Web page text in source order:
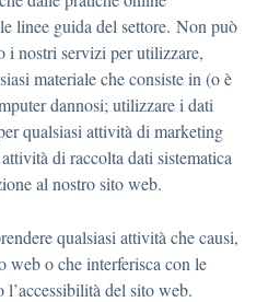
linee guida del settore. Non può
i nostri servizi per utilizzare,
materiale che consiste in (o è
dannosi; utilizzare i dati
qualsiasi attività di marketing
di raccolta dati sistematica
al nostro sito web.
qualsiasi attività che causi,
web o che interferisca con le
del sito web.